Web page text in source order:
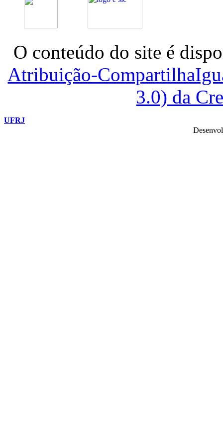
O conteúdo do site é
Atribuição-
3.0) da
UFRJ